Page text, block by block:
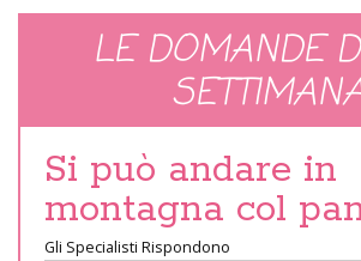
LE DOMANDE
Si può andare in
montagna col
Gli Specialisti Rispondono